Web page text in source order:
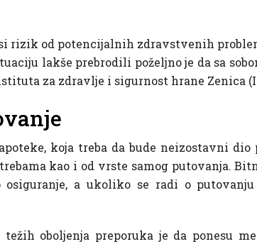
rizik od potencijalnih zdravstvenih
lakše prebrodili poželjno je da sa
za zdravlje i sigurnost hrane Zenica
koja treba da bude neizostavni
kao i od vrste samog putovanja.
osiguranje, a ukoliko se radi o
oboljenja preporuka je da ponesu